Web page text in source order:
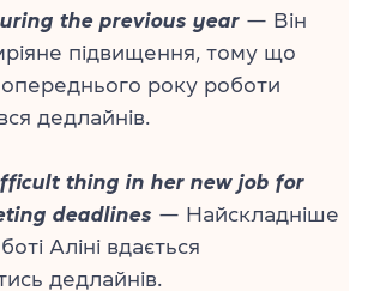
the previous year — Він
підвищення, тому що
року роботи
дедлайнів.
thing in her new job for
deadlines — Найскладніше
Аліні вдається
дедлайнів.